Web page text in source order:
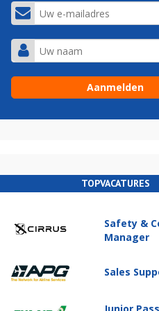
TOPVACATURES
Safety &
Manager
Sales